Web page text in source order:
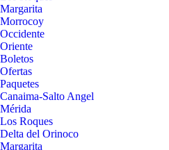
Margarita
Morrocoy
Occidente
Oriente
Boletos
Ofertas
Paquetes
Canaima-Salto Angel
Mérida
Los Roques
Delta del Orinoco
Margarita